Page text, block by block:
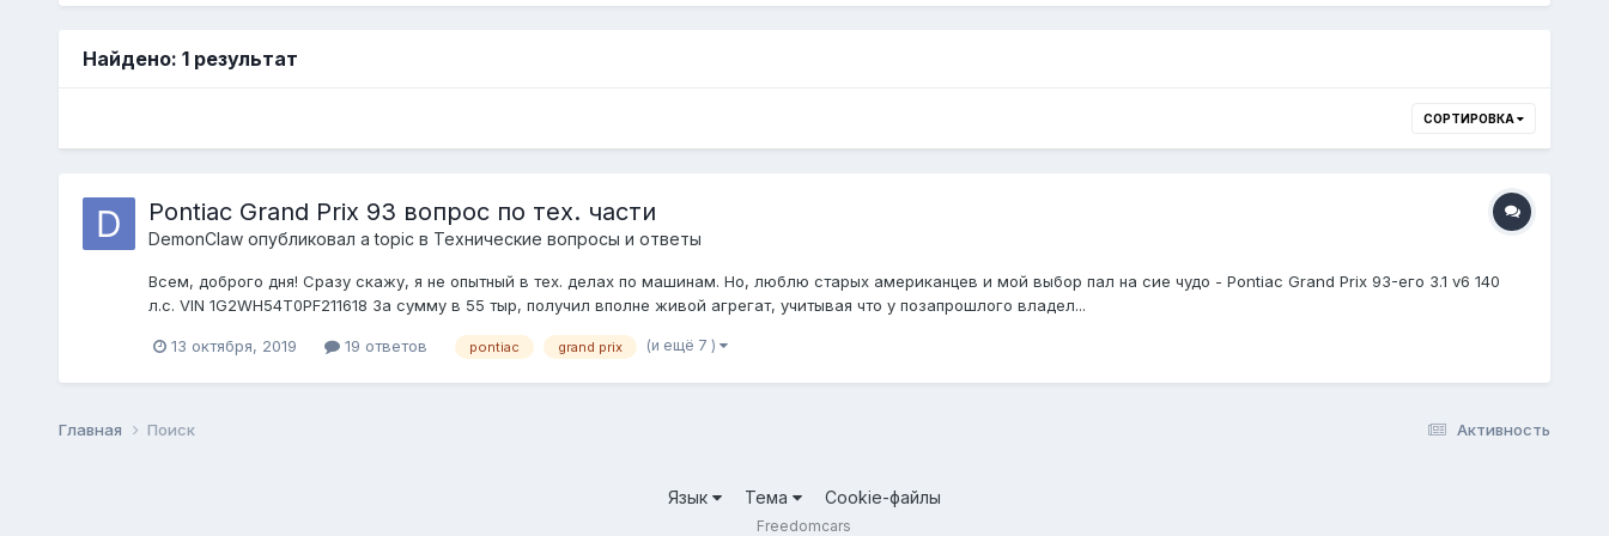
Найдено: 1 результат
СОРТИРОВКА
Pontiac Grand Prix 93 вопрос по тех. части
DemonClawопубликовал a topic в Технические вопросы и ответы
Всем, доброго дня! Сразу скажу, я не опытный в тех. делах по машинам. Но, люблю старых американцев и мой выбор пал на сие чудо - Pontiac Grand Prix 93-его 3.1 v6 140
л.с. VIN 1G2WH54T0PF211618 За сумму в 55 тыр, получил вполне живой агрегат, учитывая что у позапрошлого владел...
13 октября, 2019 19 ответов pontiac grand prix (и ещё 7 )
Активность
Главная Поиск
Язык Тема Cookie-файлы
Freedomcars